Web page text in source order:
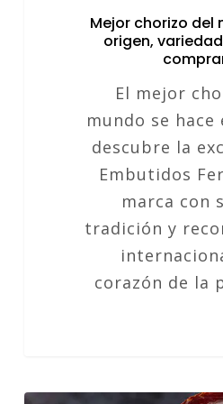
Mejor chorizo del
origen,
El mejor
mundo se hace
descubre la
Embutidos
marca con
tradición y
corazón de la